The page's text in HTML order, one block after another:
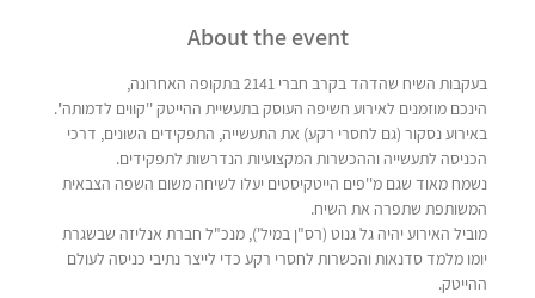
About the event
בעקבות השיח שהדהד בקרב חברי 2141 בתקופה האחרונה,
הינכם מוזמנים לאירוע חשיפה העוסק בתעשיית ההייטק ''קווים לדמותה''.
באירוע נסקור (גם לחסרי רקע) את התעשייה, התפקידים השונים, דרכי
הכניסה לתעשייה וההכשרות המקצועיות הנדרשות לתפקידים.
נשמח מאוד שגם מ''פים הייטקיסטים יעלו לשיחה משום השפה הצבאית
המשותפת שתפרה את השיח.
מוביל האירוע יהיה גל גנוט (רס"ן במיל'), מנכ"ל חברת אנליזה שבשגרת
יומו מלמד סדנאות והכשרות לחסרי רקע כדי לייצר נתיבי כניסה לעולם
ההייטק.